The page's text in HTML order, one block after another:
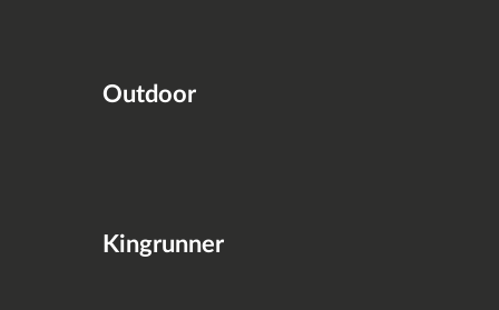
Outdoor
Kingrunner